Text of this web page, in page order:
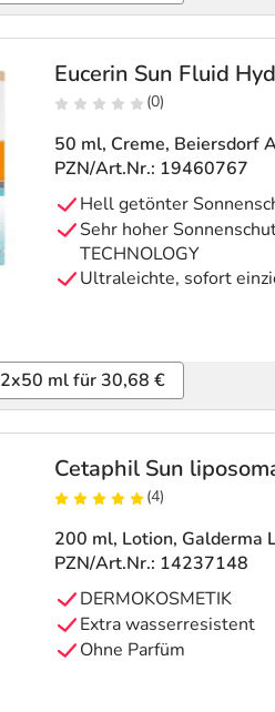
Eucerin Sun Fluid
(0)
50 ml, Creme, Beiersdorf
PZN/Art.Nr.: 19460767
Hell getönter
Sehr hoher
TECHNOLOGY
Ultraleichte, sofort
2x50 ml für 30,68 €
Cetaphil Sun
(4)
200 ml, Lotion, Galderma
PZN/Art.Nr.: 14237148
DERMOKOSMETIK
Extra wasserresistent
Ohne Parfüm